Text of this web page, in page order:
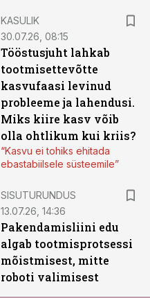
KASULIK
30.07.26, 08:15
Tööstusjuht lahkab
tootmisettevõtte
kasvufaasi levinud
probleeme ja lahendusi.
Miks kiire kasv võib
olla ohtlikum kui kriis?
“Kasvu ei tohiks ehitada
ebastabiilsele süsteemile”
SISUTURUNDUS
13.07.26, 14:36
Pakendamisliini edu
algab tootmisprotsessi
mõistmisest, mitte
roboti valimisest